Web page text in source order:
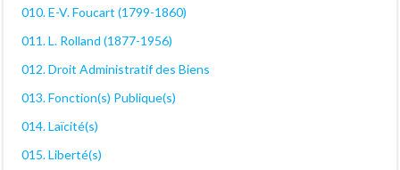
010. E-V. Foucart (1799-1860)
011. L. Rolland (1877-1956)
012. Droit Administratif des Biens
013. Fonction(s) Publique(s)
014. Laïcité(s)
015. Liberté(s)